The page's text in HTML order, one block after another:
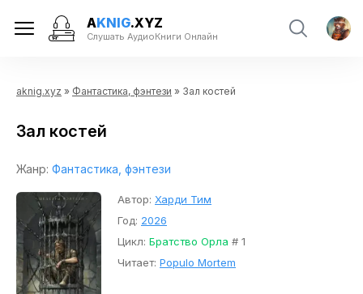
AKNIG.XYZ
Слушать АудиоКниги Онлайн
aknig.xyz » Фантастика, фэнтези » Зал костей
Зал костей
Жанр: Фантастика, фэнтези
Автор: Харди Тим
Год: 2026
Цикл: Братство Орла # 1
Читает: Populo Mortem